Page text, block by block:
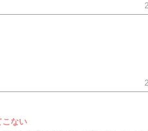
こない